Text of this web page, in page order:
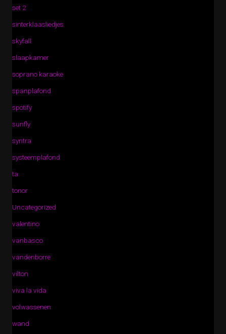
set 2
sinterklaasliedjes
skyfall
slaapkamer
soprano karaoke
spanplafond
spotify
sunfly
syntra
systeemplafond
ta
tonor
Uncategorized
valentino
vanbasco
vandenborre
vilton
viva la vida
volwassenen
wand